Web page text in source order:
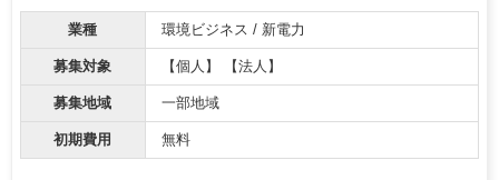
業種 環境ビジネス / 新電力
募集対象 【個人】 【法人】
募集地域 一部地域
初期費用 無料